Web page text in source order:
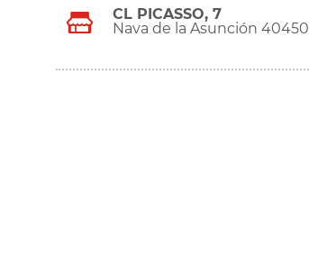
CL PICASSO, 7
Nava de la Asunción 40450